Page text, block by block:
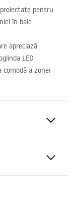
pentru
în baie.
apreciază
LED
a zonei
Plastic,